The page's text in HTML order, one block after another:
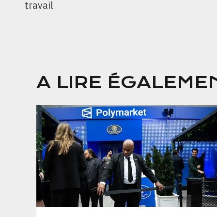
travail
A LIRE